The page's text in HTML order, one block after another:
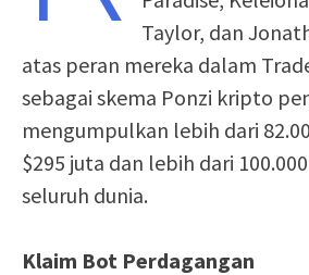
Taylor, dan
atas peran mereka dalam
sebagai skema Ponzi kripto
mengumpulkan lebih dari
$295 juta dan lebih dari
seluruh dunia.
Klaim Bot Perdagangan